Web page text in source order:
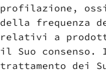
profilazione,
della frequenza
relativi a
il Suo
trattamento dei